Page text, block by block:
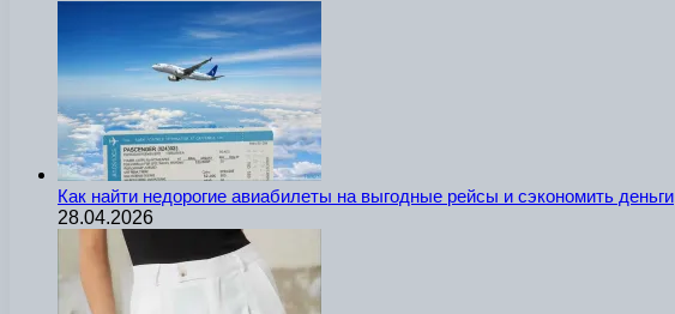
Как найти недорогие авиабилеты на выгодные рейсы и сэкономить деньги
28.04.2026